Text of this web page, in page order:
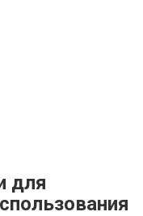
для